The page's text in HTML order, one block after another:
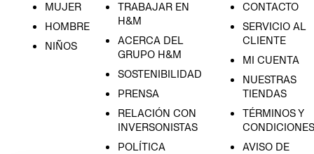
MUJER
HOMBRE
NIÑOS
TRABAJAR EN
H&M
ACERCA DEL
GRUPO H&M
SOSTENIBILIDAD
PRENSA
RELACIÓN CON
INVERSONISTAS
POLÍTICA
CONTACTO
SERVICIO AL
CLIENTE
MI CUENTA
NUESTRAS
TIENDAS
TÉRMINOS Y
CONDICIONES
AVISO DE